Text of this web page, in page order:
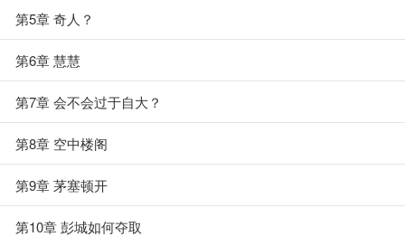
第5章 奇人？
第6章 慧慧
第7章 会不会过于自大？
第8章 空中楼阁
第9章 茅塞顿开
第10章 彭城如何夺取